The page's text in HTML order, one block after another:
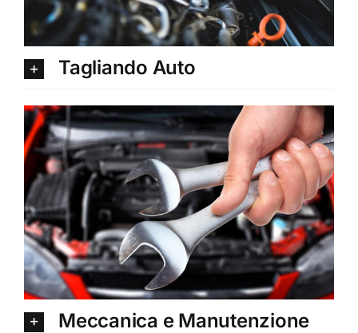
Tagliando Auto
Meccanica e Manutenzione